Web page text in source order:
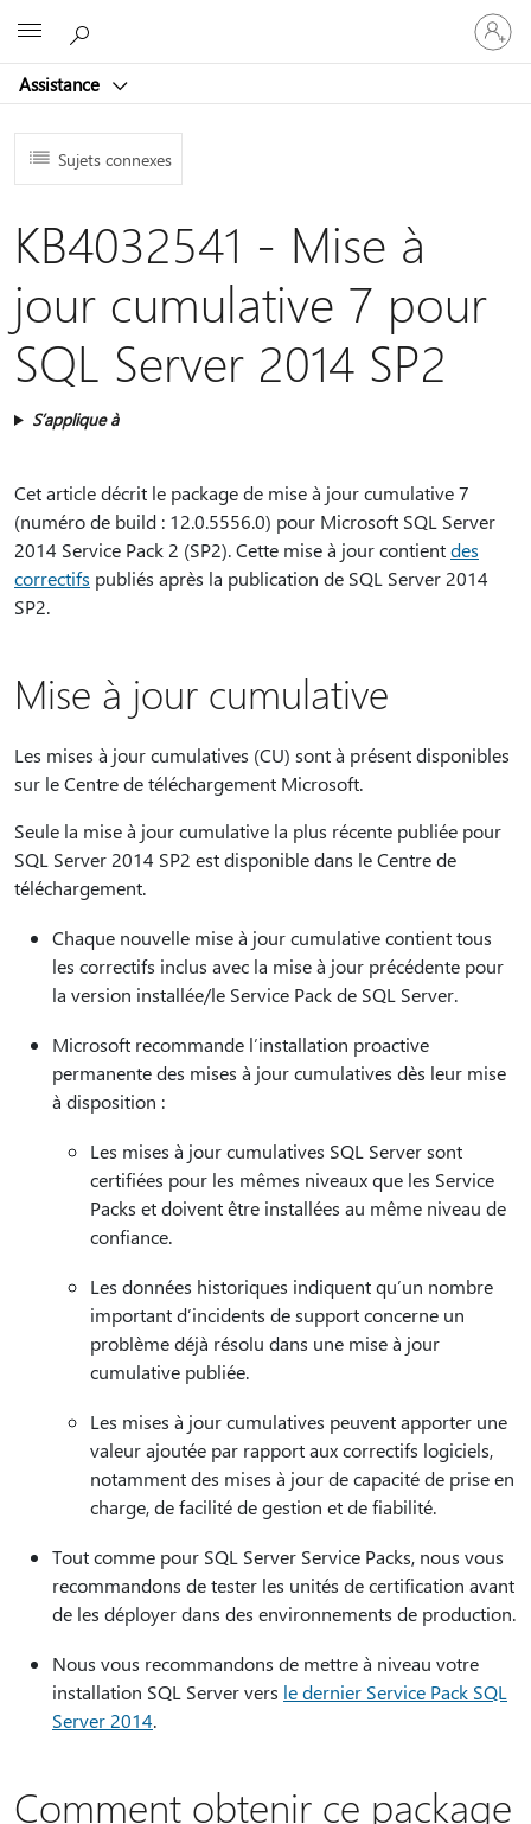
Assistance
vous
à
compte
Sujets connexes
KB4032541 - Mise à
jour cumulative 7 pour
SQL Server 2014 SP2
S’applique à
Cet article décrit le package de mise à jour cumulative 7
(numéro de build : 12.0.5556.0) pour Microsoft SQL Server
2014 Service Pack 2 (SP2). Cette mise à jour contientdes
correctifs publiés après la publication de SQL Server 2014
SP2.
Mise à jour cumulative
Les mises à jour cumulatives (CU) sont à présent disponibles
sur le Centre de téléchargement Microsoft.
Seule la mise à jour cumulative la plus récente publiée pour
SQL Server 2014 SP2 est disponible dans le Centre de
téléchargement.
Chaque nouvelle mise à jour cumulative contient tous
les correctifs inclus avec la mise à jour précédente pour
la version installée/le Service Pack de SQL Server.
Microsoft recommande l’installation proactive
permanente des mises à jour cumulatives dès leur mise
à disposition :
Les mises à jour cumulatives SQL Server sont
certifiées pour les mêmes niveaux que les Service
Packs et doivent être installées au même niveau de
confiance.
Les données historiques indiquent qu’un nombre
important d’incidents de support concerne un
problème déjà résolu dans une mise à jour
cumulative publiée.
Les mises à jour cumulatives peuvent apporter une
valeur ajoutée par rapport aux correctifs logiciels,
notamment des mises à jour de capacité de prise en
charge, de facilité de gestion et de fiabilité.
Tout comme pour SQL Server Service Packs, nous vous
recommandons de tester les unités de certification avant
de les déployer dans des environnements de production.
Nous vous recommandons de mettre à niveau votre
installation SQL Server vers le dernier Service Pack SQL
Server 2014.
Comment obtenir ce package